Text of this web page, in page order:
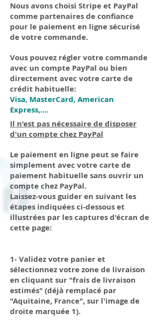
Nous avons choisi Stripe et PayPal
comme partenaires de confiance
pour le paiement en ligne sécurisé
de votre commande.
Vous pouvez régler votre commande
avec un compte PayPal ou bien
directement avec votre carte de
crédit habituelle:
Visa, MasterCard, American
Express,....
Il n'est pas nécessaire de disposer
d'un compte chez PayPal
Le paiement en ligne peut se faire
simplement avec votre carte de
paiement habituelle sans ouvrir un
compte chez PayPal.
Laissez-vous guider en suivant les
étapes indiquées ci-dessous et
illustrées par les captures d'écran de
cette page:
1- Validez votre panier et
sélectionnez votre zone de livraison
en cliquant sur "frais de livraison
estimés" (déjà remplacé par
"Aquitaine, France", sur l'image de
droite marquée 1).